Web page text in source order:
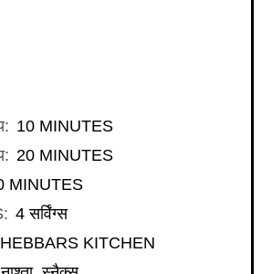
10MINUTES
MINUTES
20MINUTES
MINUTES
MINUTES
MINUTES
4 सर्विंग्स
HEBBARS KITCHEN